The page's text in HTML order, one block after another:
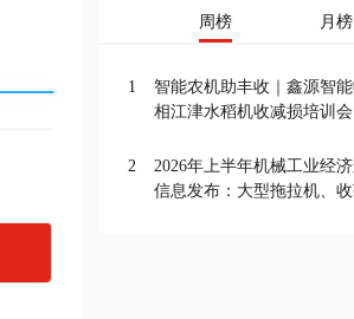
周榜 月榜
1
智能农机助丰收｜鑫源智
相江津水稻机收减损培训会
2
2026年上半年机械工业经
信息发布：大型拖拉机、